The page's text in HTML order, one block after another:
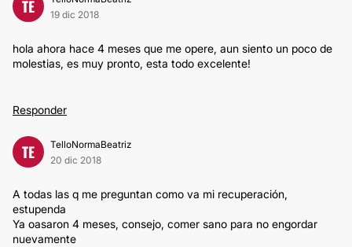
TE
19 dic 2018
hola ahora hace 4 meses que me opere, aun siento un poco de
molestias, es muy pronto, esta todo excelente!
Responder
TE
TelloNormaBeatriz
20 dic 2018
A todas las q me preguntan como va mi recuperación,
estupenda
Ya oasaron 4 meses, consejo, comer sano para no engordar
nuevamente